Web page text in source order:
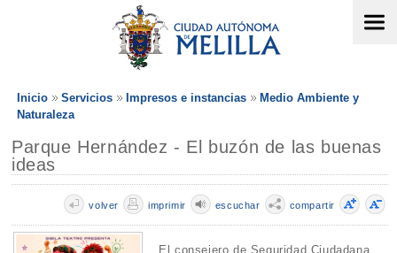
Inicio Servicios Impresos e instancias
Medio Ambiente y
Naturaleza
Parque Hernández - El buzón de las buenas
ideas
compartir
escuchar
imprimir
volver
El consejero de Seguridad Ciudadana